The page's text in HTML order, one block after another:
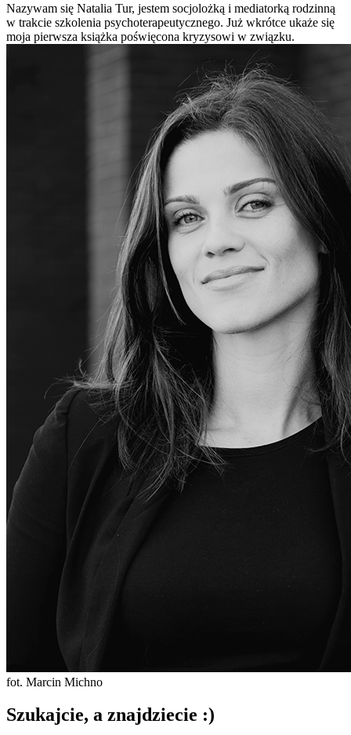
Nazywam się Natalia Tur, jestem socjolożką i mediatorką rodzinną
w trakcie szkolenia psychoterapeutycznego. Już wkrótce ukaże się
moja pierwsza książka poświęcona kryzysowi w związku.
fot. Marcin Michno
Szukajcie, a znajdziecie :)